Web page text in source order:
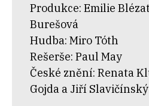
Produkce: Emilie
Burešová
Hudba: Miro Tóth
Rešerše: Paul May
České znění: Renata
Gojda a Jiří Slavičínský